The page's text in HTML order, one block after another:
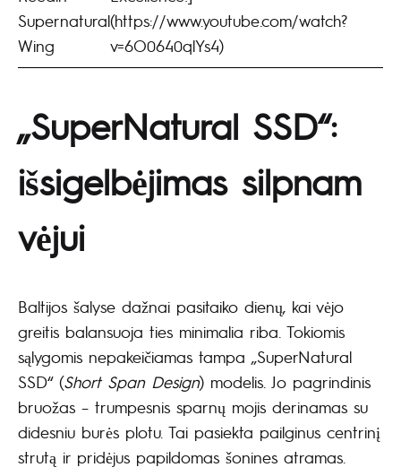
Supernatural
Wing
(https://www.youtube.com/watch?
v=6O0640qlYs4)
„SuperNatural SSD“:
išsigelbėjimas silpnam
vėjui
Baltijos šalyse dažnai pasitaiko dienų, kai vėjo
greitis balansuoja ties minimalia riba. Tokiomis
sąlygomis nepakeičiamas tampa „SuperNatural
SSD“ (Short Span Design) modelis. Jo pagrindinis
bruožas – trumpesnis sparnų mojis derinamas su
didesniu burės plotu. Tai pasiekta pailginus centrinį
strutą ir pridėjus papildomas šonines atramas.